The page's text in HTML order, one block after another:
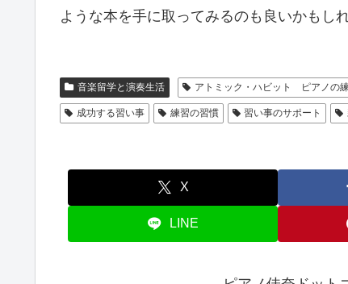
ような本を手に取ってみるのも良いかもしれ
音楽留学と演奏生活 アトミック・ハビット ピアノの
成功する習い事 練習の習慣 習い事のサポート
X
LINE